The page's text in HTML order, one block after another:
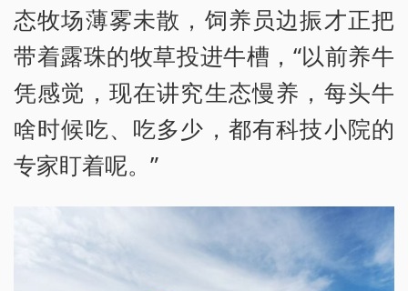
态牧场薄雾未散，饲养员边振才正把
带着露珠的牧草投进牛槽，“以前养牛
凭感觉，现在讲究生态慢养，每头牛
啥时候吃、吃多少，都有科技小院的
专家盯着呢。”